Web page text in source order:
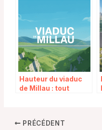
comprendre et agir
Hauteur du viaduc
de Millau : tout
PRÉCÉDENT